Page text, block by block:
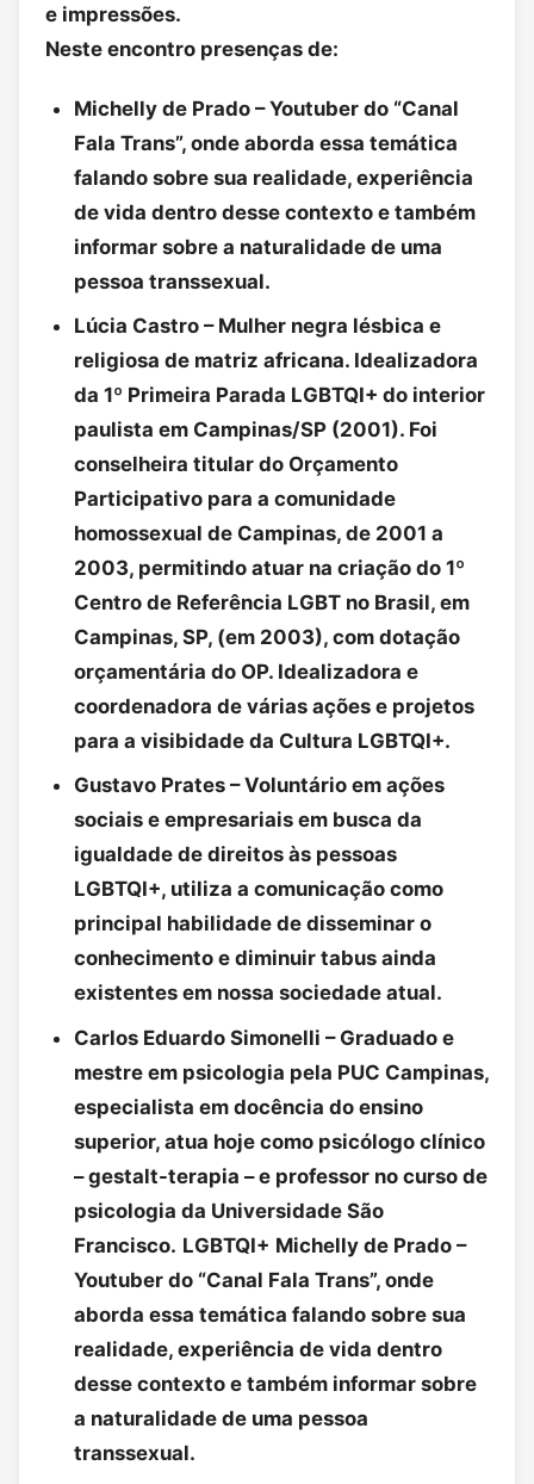
e impressões.
Neste encontro presenças de:
Michelly de Prado – Youtuber do “Canal
Fala Trans”, onde aborda essa temática
falando sobre sua realidade, experiência
de vida dentro desse contexto e também
informar sobre a naturalidade de uma
pessoa transsexual.
Lúcia Castro – Mulher negra lésbica e
religiosa de matriz africana. Idealizadora
da 1º Primeira Parada LGBTQI+ do interior
paulista em Campinas/SP (2001). Foi
conselheira titular do Orçamento
Participativo para a comunidade
homossexual de Campinas, de 2001 a
2003, permitindo atuar na criação do 1º
Centro de Referência LGBT no Brasil, em
Campinas, SP, (em 2003), com dotação
orçamentária do OP. Idealizadora e
coordenadora de várias ações e projetos
para a visibidade da Cultura LGBTQI+.
Gustavo Prates – Voluntário em ações
sociais e empresariais em busca da
igualdade de direitos às pessoas
LGBTQI+, utiliza a comunicação como
principal habilidade de disseminar o
conhecimento e diminuir tabus ainda
existentes em nossa sociedade atual.
Carlos Eduardo Simonelli – Graduado e
mestre em psicologia pela PUC Campinas,
especialista em docência do ensino
superior, atua hoje como psicólogo clínico
– gestalt-terapia – e professor no curso de
psicologia da Universidade São
Francisco. LGBTQI+ Michelly de Prado –
Youtuber do “Canal Fala Trans”, onde
aborda essa temática falando sobre sua
realidade, experiência de vida dentro
desse contexto e também informar sobre
a naturalidade de uma pessoa
transsexual.